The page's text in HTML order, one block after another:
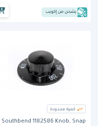
يشحن من إكويب
كمية محدودة
Southbend 1182586 Knob, Snap